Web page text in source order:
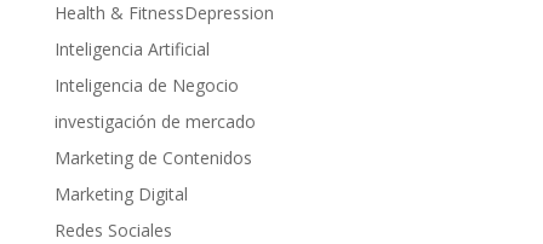
Health & FitnessDepression
Inteligencia Artificial
Inteligencia de Negocio
investigación de mercado
Marketing de Contenidos
Marketing Digital
Redes Sociales